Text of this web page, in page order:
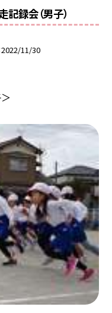
録会（男子）
2022/11/30